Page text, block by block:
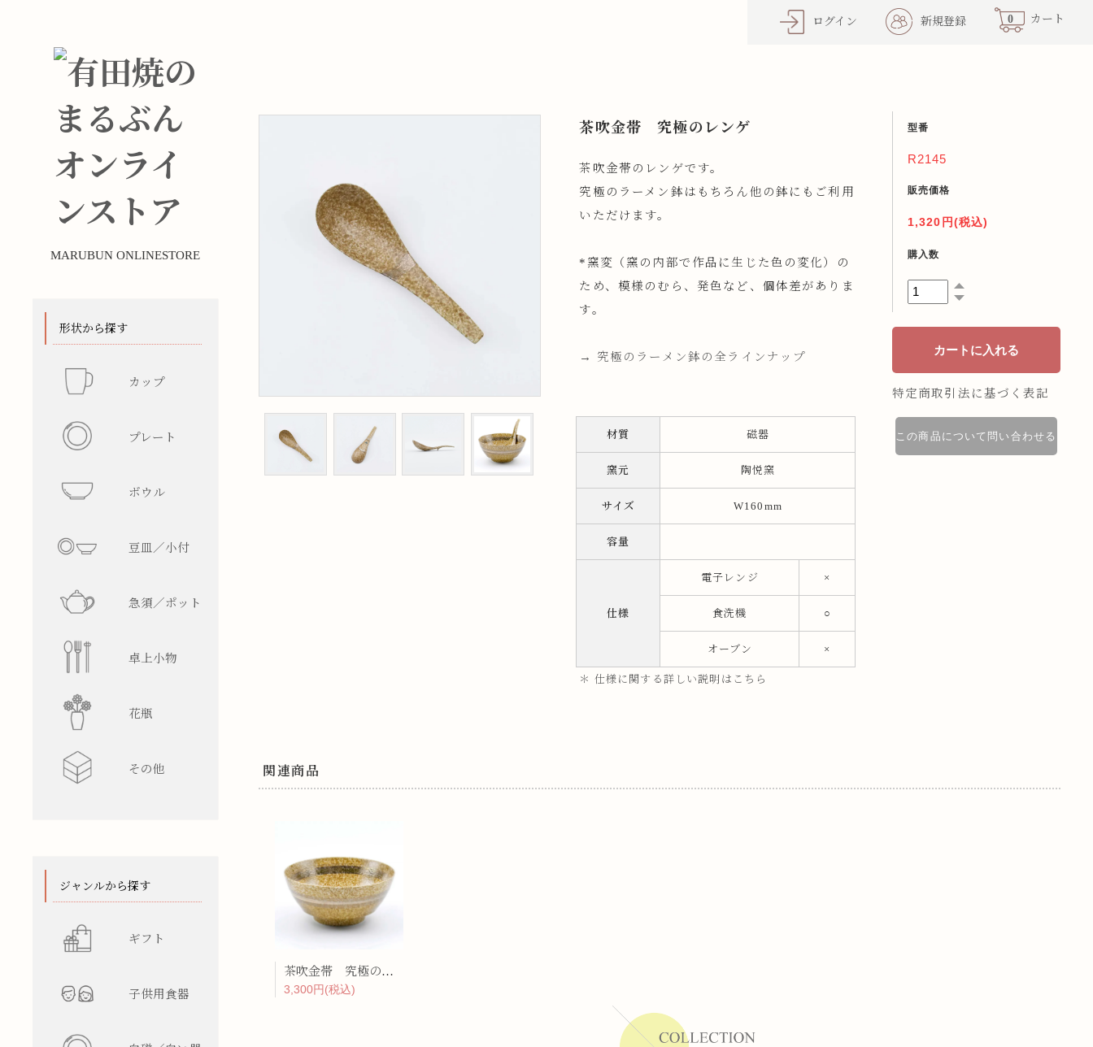
ログイン 新規登録 0 カート
MARUBUN ONLINESTORE
茶吹金帯 究極のレンゲ
茶吹金帯のレンゲです。
究極のラーメン鉢はもちろん他の鉢にもご利用
いただけます。
*窯変（窯の内部で作品に生じた色の変化）の
ため、模様のむら、発色など、個体差がありま
す。
→ 究極のラーメン鉢の全ラインナップ
材質 磁器
窯元 陶悦窯
サイズ W160mm
容量
仕様
電子レンジ ×
食洗機 ○
オーブン ×
＊ 仕様に関する詳しい説明はこちら
型番
R2145
販売価格
1,320円(税込)
購入数
特定商取引法に基づく表記
この商品について問い合わせる
関連商品
茶吹金帯 究極のラーメン鉢
3,300円(税込)
形状から探す
カップ
マグカップ
プレート
ボウル
豆皿／小付
急須／ポット
水差し
卓上小物
レンゲ
スタンド
花瓶
カップ型
その他 ワインクーラー
てぬぐい
ジャンルから探す
ギフト
子供用食器